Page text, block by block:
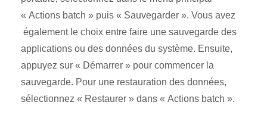
« Actions batch » puis « Sauvegarder ». Vous avez
également le choix entre faire une sauvegarde des
applications ou des données du système. Ensuite,
appuyez sur « Démarrer » pour commencer la
sauvegarde. Pour une restauration des données,
sélectionnez « Restaurer » dans « Actions batch ».